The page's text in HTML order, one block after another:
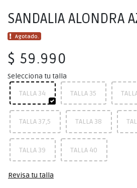
SANDALIA ALONDRA
Agotado.
$ 59.990
Selecciona tu talla
TALLA 34
TALLA 35
TALLA 37,5 TALLA 38
TALLA 39 TALLA 40
Revisa tu talla